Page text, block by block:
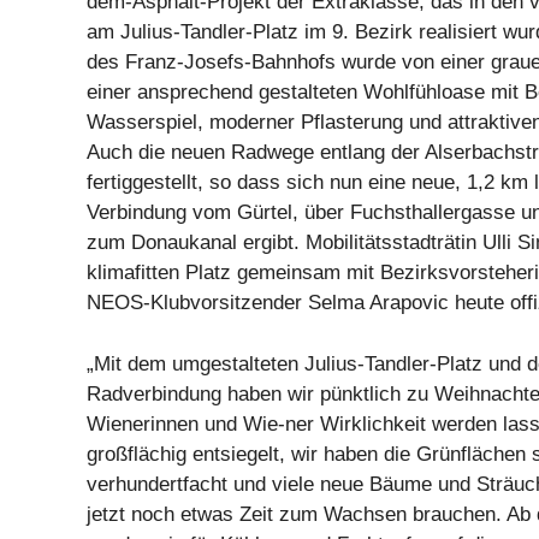
am Julius-Tandler-Platz im 9. Bezirk realisiert
des Franz-Josefs-Bahnhofs wurde von einer
einer ansprechend gestalteten Wohlfühloase mit
Wasserspiel, moderner Pflasterung und
Auch die neuen Radwege entlang der
fertiggestellt, so dass sich nun eine neue, 1,2 km
Verbindung vom Gürtel, über Fuchsthallergasse
zum Donaukanal ergibt. Mobilitätsstadträtin Ulli
klimafitten Platz gemeinsam mit
NEOS-Klubvorsitzender Selma Arapovic heute
„Mit dem umgestalteten Julius-Tandler-Platz und
Radverbindung haben wir pünktlich zu
Wienerinnen und Wie-ner Wirklichkeit werden
großflächig entsiegelt, wir haben die Grünflächen
verhundertfacht und viele neue Bäume und
jetzt noch etwas Zeit zum Wachsen brauchen.